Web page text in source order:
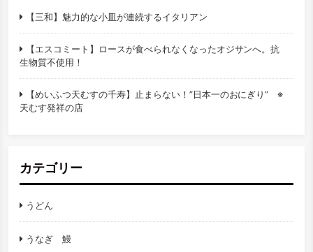
【三和】魅力的な小皿が連続するイタリアン
【エスコミート】ロースが食べられなくなったオジサンへ。抗
生物質不使用！
【めいふつ天むすの千寿】止まらない！”日本一のおにぎり” ※
天むす発祥の店
カテゴリー
うどん
うなぎ 鰻